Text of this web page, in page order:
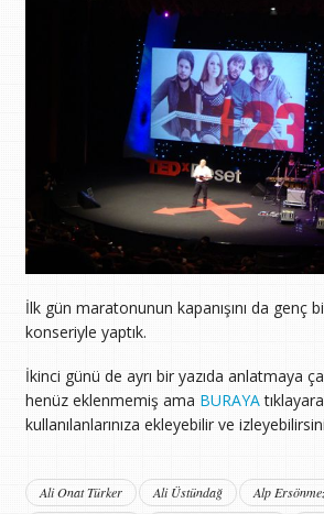
İlk gün maratonunun kapanışını da genç
konseriyle yaptık.
İkinci günü de ayrı bir yazıda anlatmaya
henüz eklenmemiş ama BURAYA
kullanılanlarınıza ekleyebilir ve
Ali Onat Türker Ali Üstündağ Alp